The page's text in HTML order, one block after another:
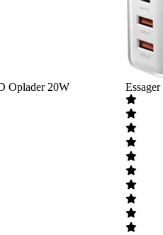
Oplader 20W Essager